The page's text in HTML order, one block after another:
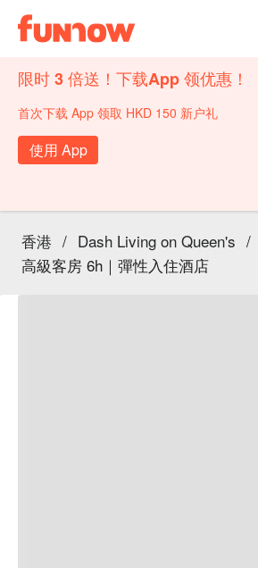
限时 3 倍送！下载App 领优惠！
首次下载 App 领取 HKD 150 新户礼
使用 App
香港 / Dash Living on Queen's /
高級客房 6h｜彈性入住酒店